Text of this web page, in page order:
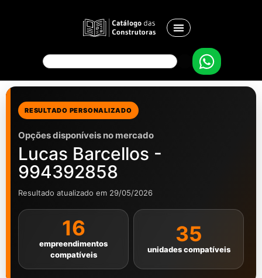
RESULTADO PERSONALIZADO
Opções disponíveis no mercado
Lucas Barcellos -
994392858
Resultado atualizado em 29/05/2026
16
empreendimentos
compatíveis
35
unidades compatíveis